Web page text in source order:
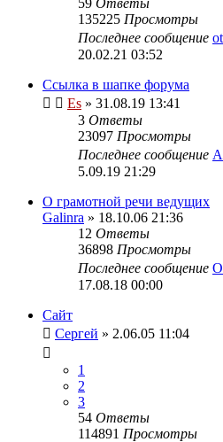
135225 Просмотры
Последнее сообщение
20.02.21 03:52
Ссылка в шапке форума
Es » 31.08.19 13:41
3 Ответы
23097 Просмотры
Последнее сообщение
5.09.19 21:29
О грамотной речи ведущих
Galinra » 18.10.06 21:36
12 Ответы
36898 Просмотры
Последнее сообщение
17.08.18 00:00
Сайт
Сергей » 2.06.05 11:04
1
2
3
54 Ответы
114891 Просмотры